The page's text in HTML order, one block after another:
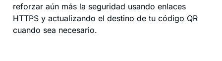
reforzar aún más la seguridad usando enlaces
HTTPS y actualizando el destino de tu código QR
cuando sea necesario.